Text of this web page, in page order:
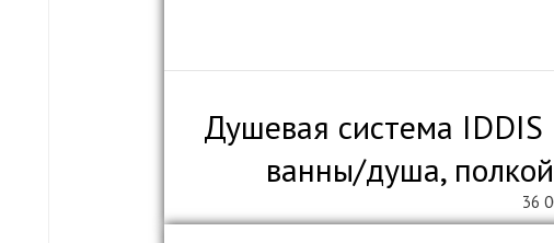
Душевая система
ванны/душа,
36